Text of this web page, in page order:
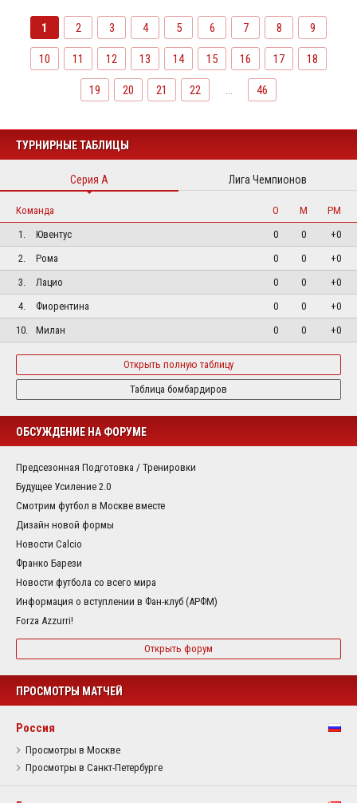
1 2 3 4 5 6 7 8 9
10 11 12 13 14 15 16 17 18
19 20 21 22 ... 46
ТУРНИРНЫЕ ТАБЛИЦЫ
Серия А Лига Чемпионов
Команда О М
РМ
1.
Ювентус 0 0
+0
2.
Рома 0 0
+0
3.
Лацио 0 0
+0
4.
Фиорентина 0 0
+0
10.
Милан 0 0 +0
Открыть полную таблицу
Таблица бомбардиров
ОБСУЖДЕНИЕ НА ФОРУМЕ
Предсезонная Подготовка / Тренировки
Будущее Усиление 2.0
Смотрим футбол в Москве вместе
Дизайн новой формы
Новости Calcio
Франко Барези
Новости футбола со всего мира
Информация о вступлении в Фан-клуб (АРФМ)
Forza Azzurri!
Открыть форум
ПРОСМОТРЫ МАТЧЕЙ
Россия
Просмотры в Москве
Просмотры в Санкт-Петербурге